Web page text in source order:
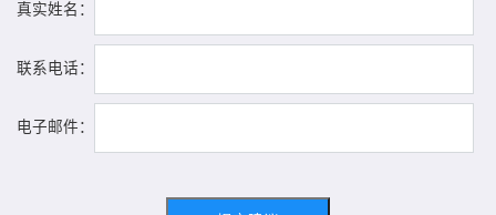
真实姓名：
联系电话：
电子邮件：